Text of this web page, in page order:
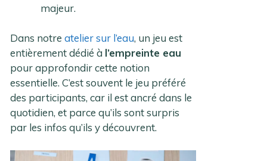
majeur.
Dans notreatelier sur l’eau, un jeu est
entièrement dédié à l’empreinte eau
pour approfondir cette notion
essentielle. C’est souvent le jeu préféré
des participants, car il est ancré dans le
quotidien, et parce qu’ils sont surpris
par les infos qu’ils y découvrent.